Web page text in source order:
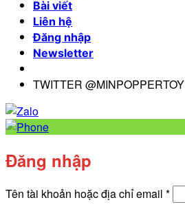
Bài viết
Liên hệ
Đăng nhập
Newsletter
TWITTER @MINPOPPERTOY
Đăng nhập
Tên tài khoản hoặc địa chỉ email *Bắt